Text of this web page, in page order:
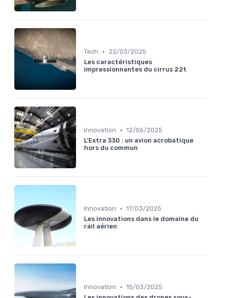
Tech •
22/03/2025
Les caractéristiques
impressionnantes du cirrus 22t
Innovation • 12/06/2025
L'Extra 330 : un avion acrobatique
hors du commun
Innovation • 17/03/2025
Les innovations dans le domaine du
rail aérien
Innovation • 15/03/2025